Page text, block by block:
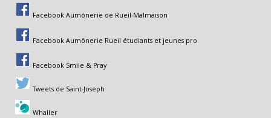
Facebook Aumônerie de Rueil-Malmaison
Facebook Aumônerie Rueil étudiants et jeunes pro
Facebook Smile & Pray
Tweets de Saint-Joseph
Whaller